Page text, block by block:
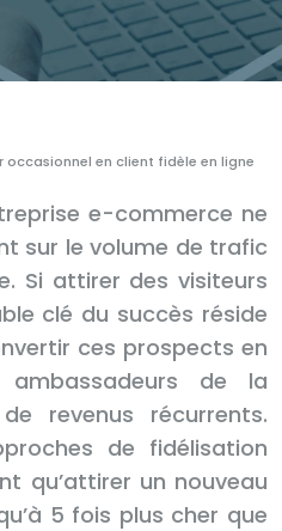
en client fidèle en ligne
e-commerce ne
sur le volume de trafic
Si attirer des visiteurs
clé du succès réside
ces prospects en
ambassadeurs de la
revenus récurrents.
de fidélisation
qu’attirer un nouveau
5 fois plus cher que